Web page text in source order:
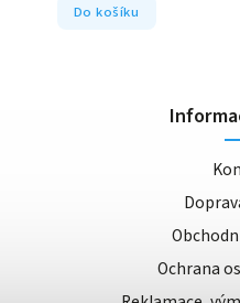
Do košíku
Ochrana